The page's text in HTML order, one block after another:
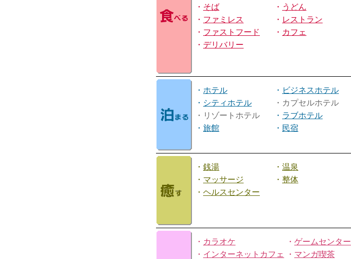
・ そば ・ うどん
・ ファミレス ・ レストラン
・ ファストフード ・ カフェ
・ デリバリー
・ ホテル ・ ビジネスホテル
・ シティホテル
・カプセルホテル
・リゾートホテル
・ ラブホテル
・ 旅館 ・ 民宿
・ 銭湯 ・ 温泉
・ マッサージ ・ 整体
・ ヘルスセンター
・ カラオケ ・ ゲームセンター
・ インターネットカフェ ・ マンガ喫茶